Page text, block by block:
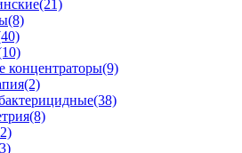
(21)
(8)
концентраторы(9)
(2)
(38)
(8)